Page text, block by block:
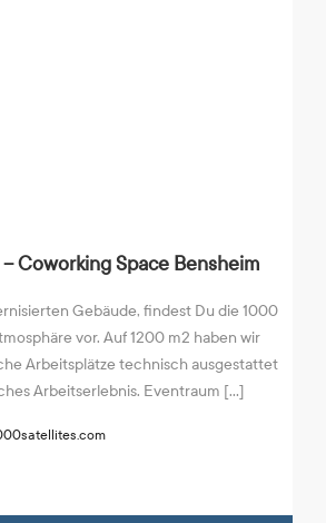
Coworking Space Bensheim
Gebäude, findest Du die 1000
vor. Auf 1200 m2 haben wir
Arbeitsplätze technisch ausgestattet
Arbeitserlebnis. Eventraum [...]